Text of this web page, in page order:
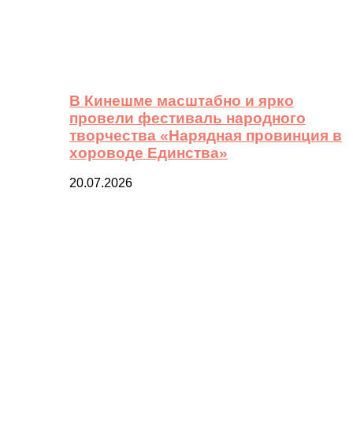
В Кинешме масштабно и ярко
провели фестиваль народного
творчества «Нарядная провинция в
хороводе Единства»
20.07.2026